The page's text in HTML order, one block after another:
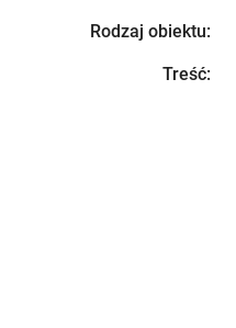
Rodzaj obiektu:
Treść: